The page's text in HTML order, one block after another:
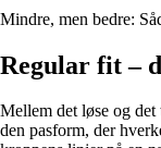
Mindre, men bedre:
Regular fit –
Mellem det løse og
den pasform, der